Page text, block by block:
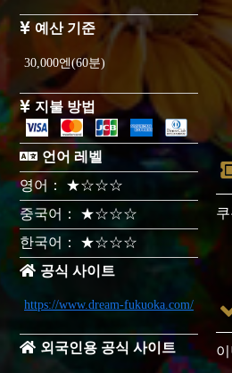
예산 기준
30,000엔(60분)
지불 방법
언어 레벨
영어： ★☆☆☆
중국어： ★☆☆☆
한국어： ★☆☆☆
공식 사이트
https://www.dream-fukuoka.com/
외국인용 공식 사이트